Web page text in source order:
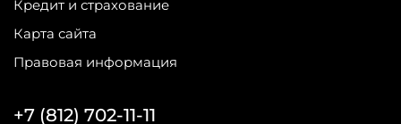
Кредит и страхование
Карта сайта
Правовая информация
+7 (812) 702-11-11